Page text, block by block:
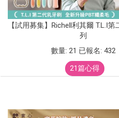
【試用募集】Richell利其爾 T.L.I
列
數量: 21 已報名: 432
21篇心得